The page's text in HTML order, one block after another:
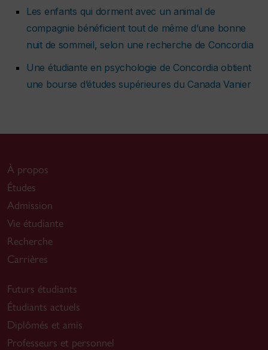
Les enfants qui dorment avec un animal de
compagnie bénéficient tout de même d’une bonne
nuit de sommeil, selon une recherche de Concordia
Une étudiante en psychologie de Concordia obtient
une bourse d’études supérieures du Canada Vanier
À propos
Études
Admission
Vie étudiante
Recherche
Carrières
Futurs étudiants
Étudiants actuels
Diplômés et amis
Professeurs et personnel